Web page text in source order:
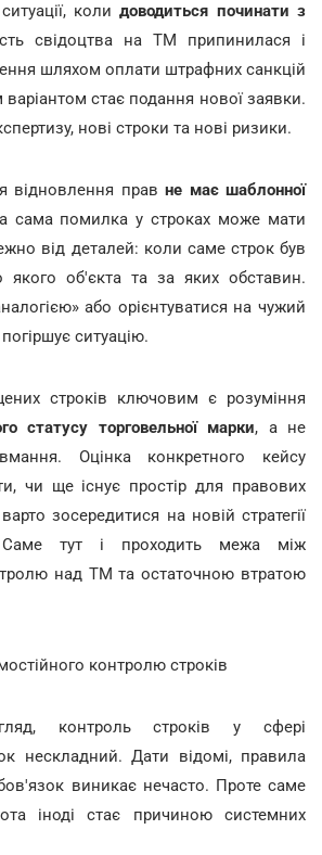
колидоводиться починати з
свідоцтва на ТМ припинилася і
шляхом оплати штрафних санкцій
стає подання нової заявки.
нові строки та нові ризики.
відновлення правне має шаблонної
сама помилка у строках може мати
від деталей: коли саме строк був
об'єкта та за яких обставин.
або орієнтуватися на чужий
ситуацію.
строків ключовим є розуміння
статусу торговельної марки, а не
Оцінка конкретного кейсу
чи ще існує простір для правових
зосередитися на новій стратегії
Саме тут і проходить межа між
над ТМ та остаточною втратою
контролю строків
контроль строків у сфері
нескладний. Дати відомі, правила
виникає нечасто. Проте саме
іноді стає причиною системних